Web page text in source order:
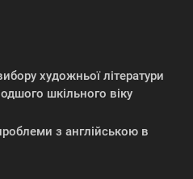
художньої літератури
шкільного віку
з англійською в